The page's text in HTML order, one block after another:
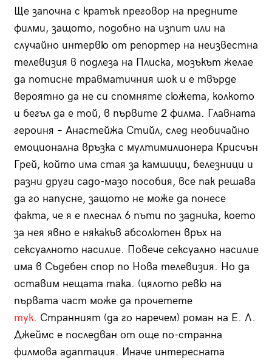
Ще започна с кратък преговор на предните
филми, защото, подобно на изпит или на
случайно интервю от репортер на неизвестна
телевизия в подлеза на Плиска, мозъкът желае
да потисне травматичния шок и е твърде
вероятно да не си спомняте сюжета, колкото
и бегъл да е той, в първите 2 филма. Главната
героиня – Анастейжа Стийл, след необичайно
емоционална връзка с мултимилионера Крисчън
Грей, който има стая за камшици, белезници и
разни други садо-мазо пособия, все пак решава
да го напусне, защото не може да понесе
факта, че я е плеснал 6 пъти по задника, което
за нея явно е някакъв абсолютен връх на
сексуалното насилие. Повече сексуално насилие
има в Съдебен спор по Нова телевизия. Но да
оставим нещата така. (цялото ревю на
първата част може да прочетете
тук. Странният (да го наречем) роман на Е. Л.
Джеймс е последван от още по-странна
филмова адаптация. Иначе интересната